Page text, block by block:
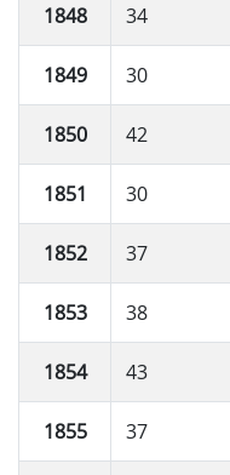
1848 34
1849 30
1850 42
1851 30
1852 37
1853 38
1854 43
1855 37